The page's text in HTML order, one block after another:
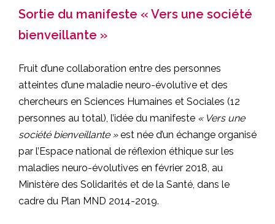
Sortie du manifeste « Vers une société
bienveillante »
Fruit d’une collaboration entre des personnes
atteintes d’une maladie neuro-évolutive et des
chercheurs en Sciences Humaines et Sociales (12
personnes au total), l’idée du manifeste « Vers une
société bienveillante »est née d’un échange organisé
par l’Espace national de réflexion éthique sur les
maladies neuro-évolutives en février 2018, au
Ministère des Solidarités et de la Santé, dans le
cadre du Plan MND 2014-2019.